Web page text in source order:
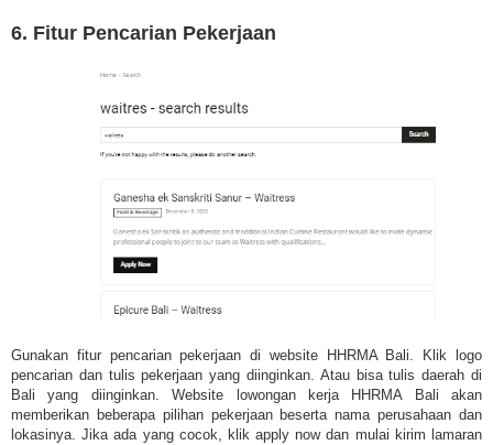
6. Fitur Pencarian Pekerjaan
Gunakan fitur pencarian pekerjaan di website HHRMA Bali. Klik logo
pencarian dan tulis pekerjaan yang diinginkan. Atau bisa tulis daerah di
Bali yang diinginkan. Website lowongan kerja HHRMA Bali akan
memberikan beberapa pilihan pekerjaan beserta nama perusahaan dan
lokasinya. Jika ada yang cocok, klik apply now dan mulai kirim lamaran